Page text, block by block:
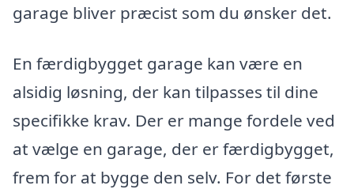
garage bliver præcist som du ønsker det.
En færdigbygget garage kan være en
alsidig løsning, der kan tilpasses til dine
specifikke krav. Der er mange fordele ved
at vælge en garage, der er færdigbygget,
frem for at bygge den selv. For det første